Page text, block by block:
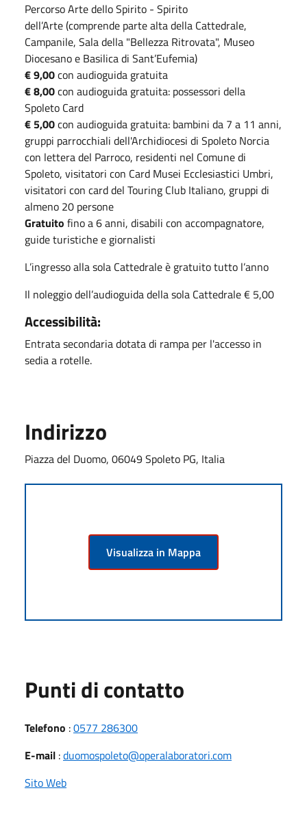
Percorso Arte dello Spirito - Spirito
dell’Arte (comprende parte alta della Cattedrale,
Campanile, Sala della "Bellezza Ritrovata", Museo
Diocesano e Basilica di Sant’Eufemia)
€ 9,00con audioguida gratuita
€ 8,00con audioguida gratuita: possessori della
Spoleto Card
€ 5,00con audioguida gratuita: bambini da 7 a 11 anni,
gruppi parrocchiali dell'Archidiocesi di Spoleto Norcia
con lettera del Parroco, residenti nel Comune di
Spoleto, visitatori con Card Musei Ecclesiastici Umbri,
visitatori con card del Touring Club Italiano, gruppi di
almeno 20 persone
Gratuito fino a 6 anni, disabili con accompagnatore,
guide turistiche e giornalisti
L’ingresso alla sola Cattedrale è gratuito tutto l’anno
Il noleggio dell’audioguida della sola Cattedrale € 5,00
Accessibilità:
Entrata secondaria dotata di rampa per l'accesso in
sedia a rotelle.
Indirizzo
Piazza del Duomo, 06049 Spoleto PG, Italia
Visualizza in Mappa
Punti di contatto
Telefono :0577 286300
E-mail :duomospoleto@operalaboratori.com
Sito Web